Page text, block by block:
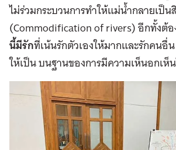
ไม่ร่วมกระบวนการทำให้แม่น้ำกลายเป็
(Commodification of rivers) อีกทั้งต้อ
นี้มีรักที่เน้นรักตัวเองให้มากและรักคน
ให้เป็น บนฐานของการมีความเห็นอกเห็